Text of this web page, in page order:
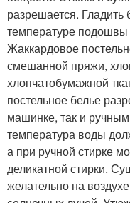
разрешается.
температуре подошвы
Жаккардовое
смешанной пряжи,
хлопчатобумажной
постельное белье
машинке, так и
температура воды
а при ручной стирке
деликатной стирки.
желательно на